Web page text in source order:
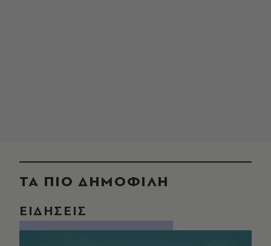
ΤΑ ΠΙΟ ΔΗΜΟΦΙΛΗ
ΕΙΔΗΣΕΙΣ